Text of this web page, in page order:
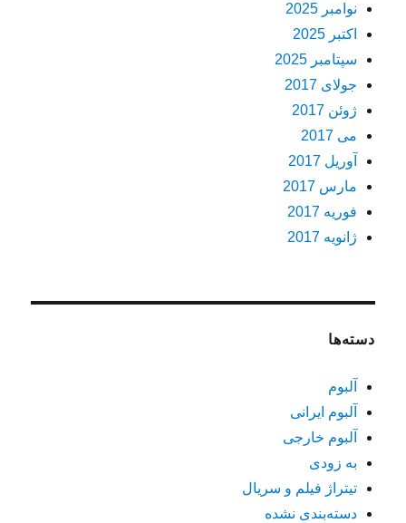
نوامبر 2025
اکتبر 2025
سپتامبر 2025
جولای 2017
ژوئن 2017
می 2017
آوریل 2017
مارس 2017
فوریه 2017
ژانویه 2017
دسته‌ها
آلبوم
آلبوم ایرانی
آلبوم خارجی
به زودی
تیتراژ فیلم و سریال
دسته‌بندی نشده